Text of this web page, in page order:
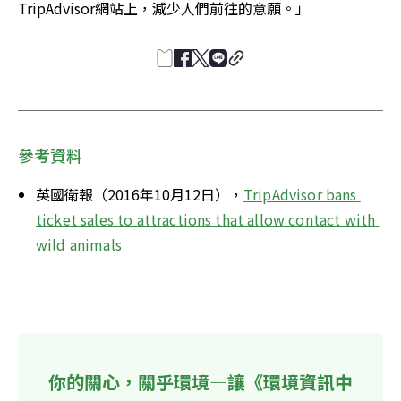
TripAdvisor網站上，減少人們前往的意願。」
參考資料
英國衛報（2016年10月12日）， TripAdvisor bans
ticket sales to attractions that allow contact with
wild animals
你的關心，關乎環境—讓《環境資訊中